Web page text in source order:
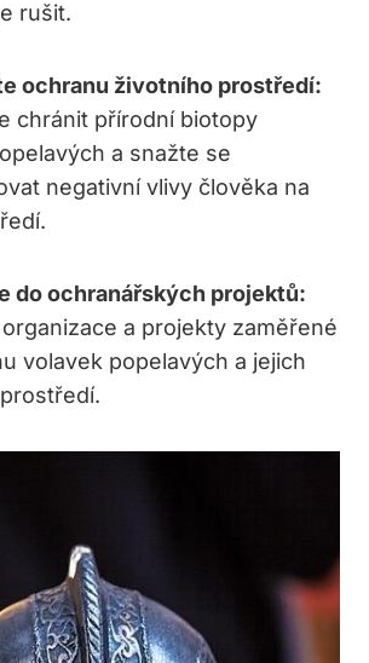
rušit.
⁣ochranu životního prostředí:
​chránit přírodní biotopy
a snažte se
negativní vlivy člověka na
do ‍ochranářských projektů:
a projekty zaměřené⁢
‌volavek popelavých a jejich